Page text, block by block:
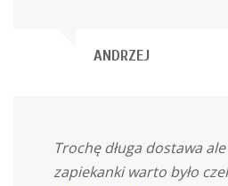
ANDRZEJ
Trochę długa dostawa
zapiekanki warto było